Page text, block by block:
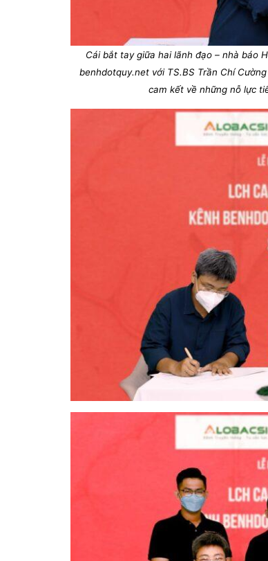
Cái bắt tay giữa hai lãnh đạo – nhà báo
benhdotquy.net với TS.BS Trần Chí
cam kết về những nỗ lực